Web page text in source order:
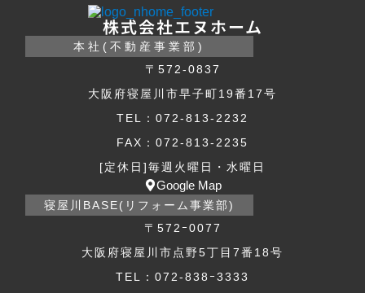
株式会社エヌホーム
本社(不動産事業部)
〒572-0837
大阪府寝屋川市早子町19番17号
TEL：072-813-2232
FAX：072-813-2235
[定休日]毎週火曜日・水曜日
Google Map
寝屋川BASE(リフォーム事業部)
〒572ｰ0077
大阪府寝屋川市点野5丁目7番18号
TEL：072-838ｰ3333